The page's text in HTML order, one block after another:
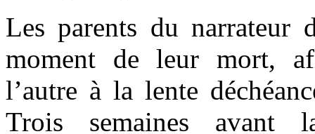
Les parents du narrateur
moment de leur mort,
l’autre à la lente
Trois semaines avant